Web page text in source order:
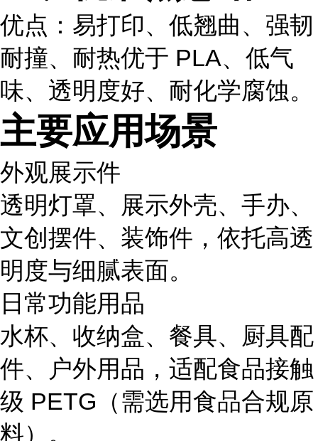
优点 ：易打印、低翘曲、强韧
耐撞、耐热优于 PLA、低气
味、透明度好、耐化学腐蚀。
主要应用场景
外观展示件
透明灯罩、展示外壳、手办、
文创摆件、装饰件，依托高透
明度与细腻表面。
日常功能用品
水杯、收纳盒、餐具、厨具配
件、户外用品，适配食品接触
级 PETG（需选用食品合规原
料）。